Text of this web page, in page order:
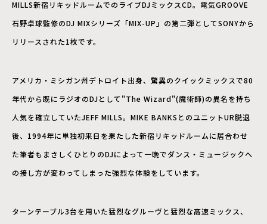
MILLS新宿リキッドルームでのライブDJミックスCD。電気GROOVE
石野卓球監修のDJ MIXシリーズ「MIX-UP」の第二弾としてSONYから
リリースされた1枚です。
アメリカ・ミシガン州デトロイト出身、驚異のクイックミックスで80
年代から既にラジオのDJとして"The Wizard"(魔術師)の異名を持ち
人気を確立していたJEFF MILLS。MIKE BANKSとのユニットUR脱退
後、1994年に単独初来日を果たした新宿リキッドルームに居合わせ
た筆者もまさしくひとりのDJによって一晩でダンス・ミュージックへ
の接し方が変わってしまった強烈な体験をしています。
ターンテーブル3台を用いた猛烈なグルーヴと猛烈な高速ミックス、